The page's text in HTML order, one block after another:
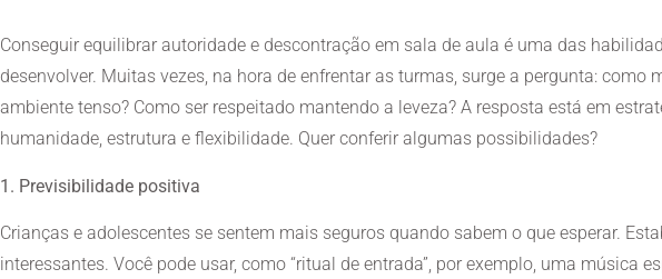
Conseguir equilibrar autoridade e descontração em sala de aula é uma das
desenvolver. Muitas vezes, na hora de enfrentar as turmas, surge a pergunta: como
ambiente tenso? Como ser respeitado mantendo a leveza? A resposta está em
humanidade, estrutura e flexibilidade. Quer conferir algumas possibilidades?
1. Previsibilidade positiva
Crianças e adolescentes se sentem mais seguros quando sabem o que esperar.
interessantes. Você pode usar, como “ritual de entrada”, por exemplo, uma música